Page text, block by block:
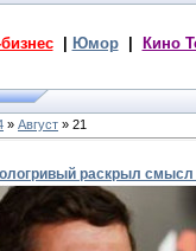
| Юмор| Кино
» Август » 21
раскрыл